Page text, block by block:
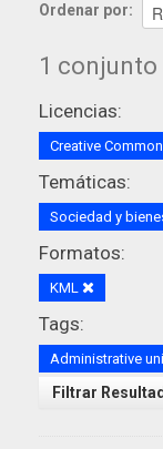
Ordenar por
1
Licencias:
Creative
Temáticas:
Sociedad y
Formatos:
KML
Tags:
Administrative
Filtrar